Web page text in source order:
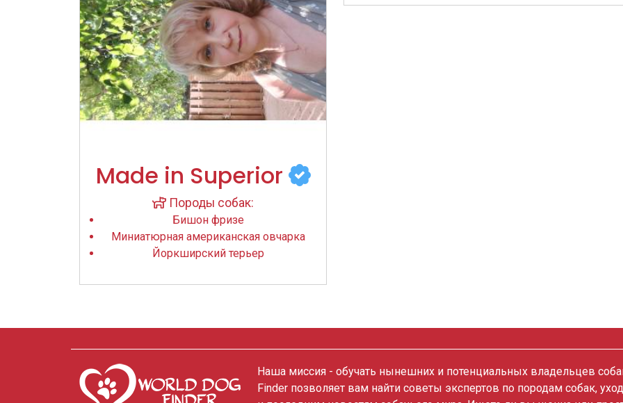
Made in Superior
Породы собак:
Бишон фризе
Миниатюрная американская овчарка
Йоркширский терьер
Наша миссия - обучать нынешних и потенциальных владельцев
Finder позволяет вам найти советы экспертов по породам собак,